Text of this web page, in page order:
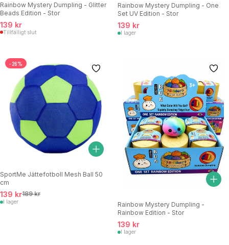
Rainbow Mystery Dumpling - Glitter
Beads Edition - Stor
139 kr
Tillfälligt slut
Rainbow Mystery Dumpling - One
Set UV Edition - Stor
139 kr
I lager
-26%
SportMe Jättefotboll Mesh Ball 50
cm
139 kr189 kr
I lager
Rainbow Mystery Dumpling -
Rainbow Edition - Stor
139 kr
I lager